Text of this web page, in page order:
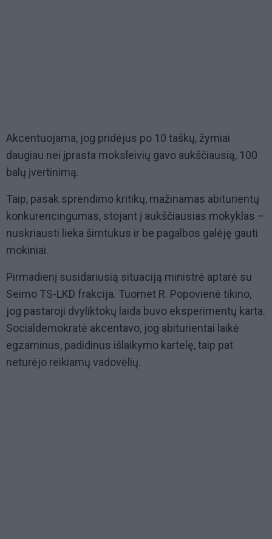
Akcentuojama, jog pridėjus po 10 taškų, žymiai
daugiau nei įprasta moksleivių gavo aukščiausią, 100
balų įvertinimą.
Taip, pasak sprendimo kritikų, mažinamas abiturientų
konkurencingumas, stojant į aukščiausias mokyklas –
nuskriausti lieka šimtukus ir be pagalbos galėję gauti
mokiniai.
Pirmadienį susidariusią situaciją ministrė aptarė su
Seimo TS-LKD frakcija. Tuomet R. Popovienė tikino,
jog pastaroji dvyliktokų laida buvo eksperimentų karta.
Socialdemokratė akcentavo, jog abiturientai laikė
egzaminus, padidinus išlaikymo kartelę, taip pat
neturėjo reikiamų vadovėlių.